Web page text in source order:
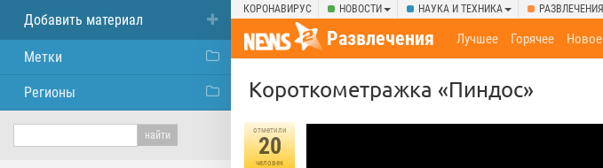
КОРОНАВИРУС НОВОСТИ НАУКА И ТЕХНИКА РАЗВЛЕЧЕНИЯ
Развлечения Лучшее Горячее Новое
Короткометражка «Пиндос»
отметили
20
человек
Добавить материал
Метки
Регионы